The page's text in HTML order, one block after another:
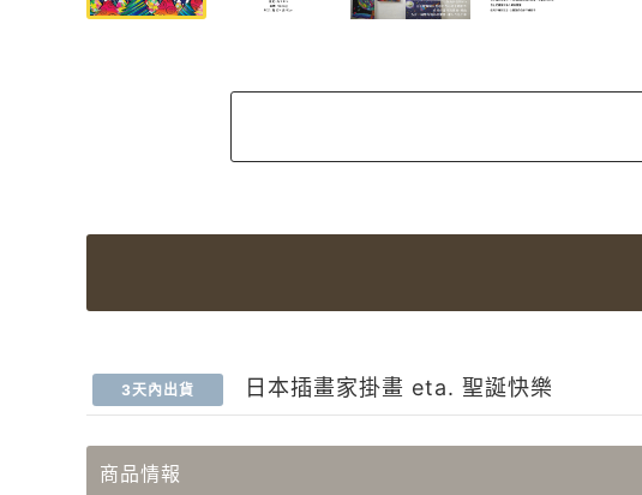
3天內出貨 日本插畫家掛畫 eta. 聖誕快樂
商品情報